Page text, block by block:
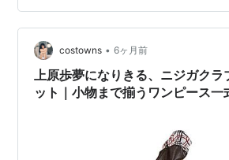
けで“璃奈の雰囲気”が出やすい理由 コ
エット羽織った瞬間に上半身のライン
姿がサマになります。ポーズを作らな
costowns • 6ヶ月前
上原歩夢になりきる、ニジガク
ット｜小物まで揃うワンピース一